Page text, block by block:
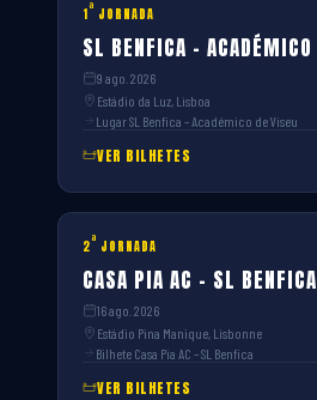
1ª JORNADA
SL BENFICA –
9 ago. 2026
Estádio da Luz, Lisboa
Lugar SL Benfica – Académico de Viseu
VER BILHETES
2ª JORNADA
CASA PIA AC – SL BENFICA
16 ago. 2026
Estádio Pina Manique, Lisbonne
Bilhete Casa Pia AC – SL Benfica
VER BILHETES